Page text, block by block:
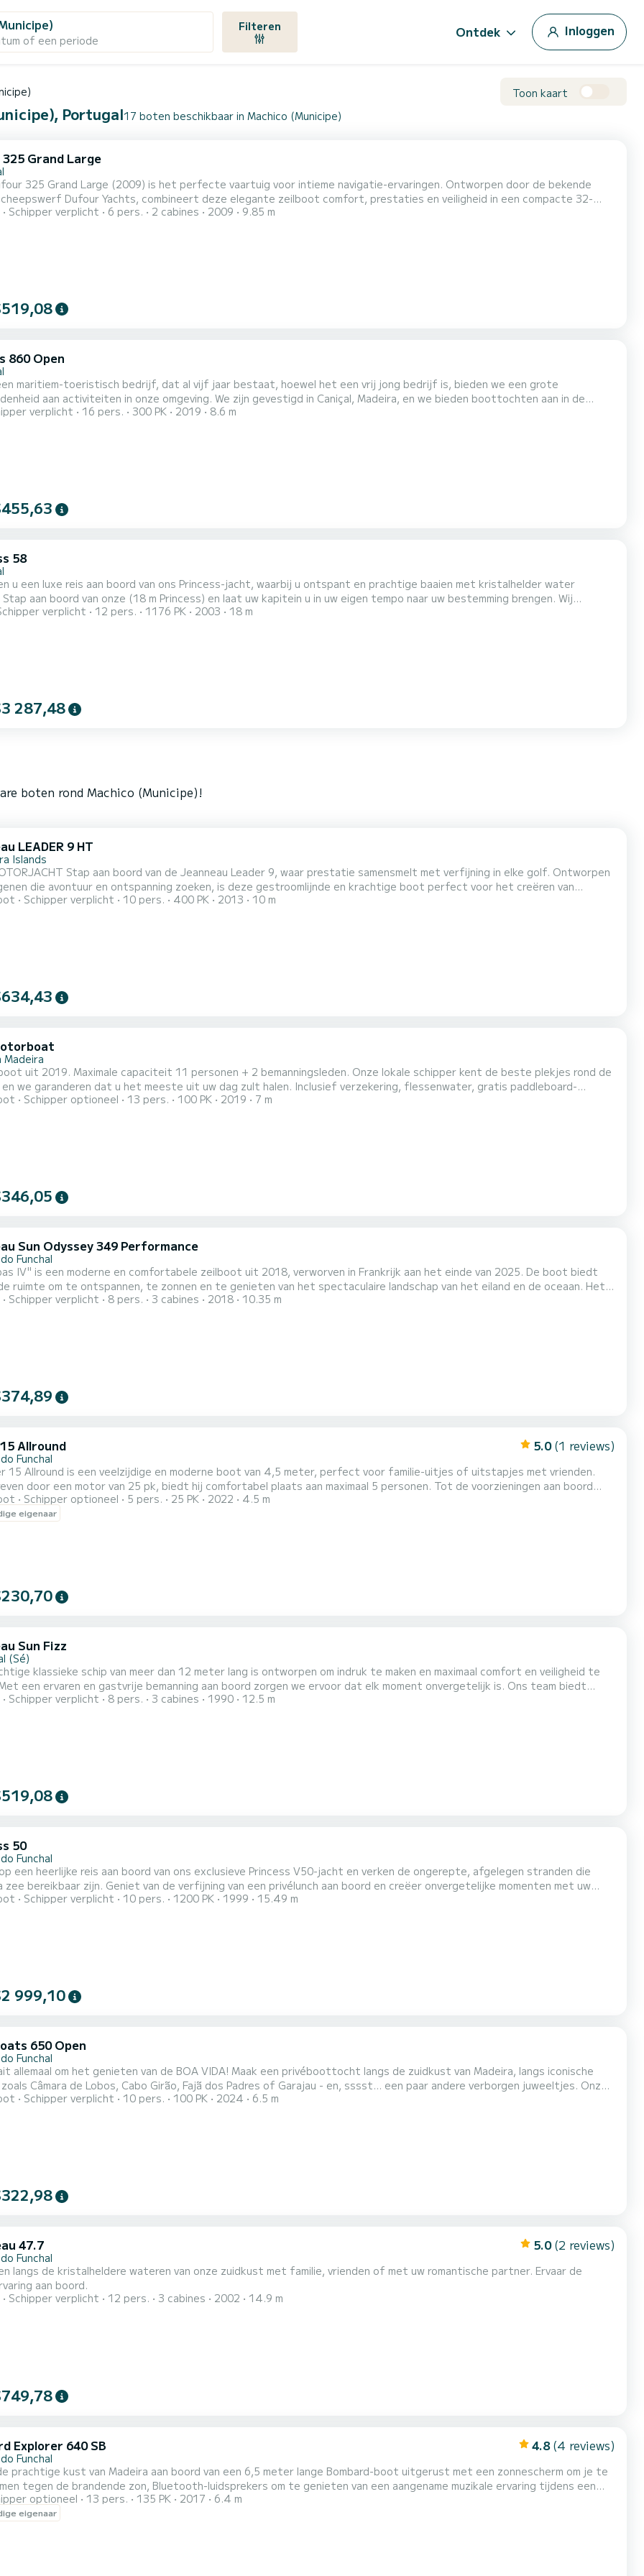
of een periode
Filteren Ontdek Inloggen
Toon kaart
Portugal17 boten beschikbaar in Machico (Municipe)
Grand Large
325 Grand Large (2009) is het perfecte vaartuig voor intieme navigatie-ervaringen. Ontworpen door de bekende
Dufour Yachts, combineert deze elegante zeilboot comfort, prestaties en veiligheid in een compacte 32-
biedt de Dufour 325 een soepele
Schipper verplicht 6 pers. 2 cabines 2009 9.85 m
860 Open
maritiem-toeristisch bedrijf, dat al vijf jaar bestaat, hoewel het een vrij jong bedrijf is, bieden we een grote
aan activiteiten in onze omgeving. We zijn gevestigd in Caniçal, Madeira, en we bieden boottochten aan in de
Ponta de São Lourenço (het meest oostelijke deel van het eiland Madeira). U kunt kiezen uit twee soorten tours, de
verplicht 16 pers. 300 PK 2019 8.6 m
58
u een luxe reis aan boord van ons Princess-jacht, waarbij u ontspant en prachtige baaien met kristalhelder water
en snacks om het meeste uit uw reis te halen. Wij hebben handdoeken, maskers en snorkels. Tijdens de reis
verplicht 12 pers. 1176 PK 2003 18 m
287,48
boten rond Machico (Municipe)!
LEADER 9 HT
Islands
Leader 9, waar prestatie samensmelt met verfijning in elke golf. Ontworpen
die avontuur en ontspanning zoeken, is deze gestroomlijnde en krachtige boot perfect voor het creëren van
het water. Met een opvallend modern ontwerp en een ongelooflijk soepele rit, beschikt de Jeanneau
Schipper verplicht 10 pers. 400 PK 2013 10 m
Madeira
uit 2019. Maximale capaciteit 11 personen + 2 bemanningsleden. Onze lokale schipper kent de beste plekjes rond de
en we garanderen dat u het meeste uit uw dag zult halen. Inclusief verzekering, flessenwater, gratis paddleboard-
snorkeluitrusting. Breng uw familie, vrienden, uw geliefde of gewoon uzelf mee en geniet van een cruise langs de
Schipper optioneel 13 pers. 100 PK 2019 7 m
Sun Odyssey 349 Performance
Funchal
IV" is een moderne en comfortabele zeilboot uit 2018, verworven in Frankrijk aan het einde van 2025. De boot biedt
ruimte om te ontspannen, te zonnen en te genieten van het spectaculaire landschap van het eiland en de oceaan. Het
cockpit en een duikplatform met toegang tot de zee. Een zeiltocht langs de kust van Madeira is een
Schipper verplicht 8 pers. 3 cabines 2018 10.35 m
Allround 5.0 (1 reviews)
Funchal
15 Allround is een veelzijdige en moderne boot van 4,5 meter, perfect voor familie-uitjes of uitstapjes met vrienden.
door een motor van 25 pk, biedt hij comfortabel plaats aan maximaal 5 personen. Tot de voorzieningen aan boord
luidsprekers, een telefoonoplader, zachte kussens voor snorkeluitrusting en een goed gevulde koelbox met
water en een fles wijn. Visuitrusting, inclusief hengels, is ook te huur. Met de Pioner 15 Allround wordt elke rei...
Schipper optioneel 5 pers. 25 PK 2022 4.5 m
eigenaar
Sun Fizz
(Sé)
klassieke schip van meer dan 12 meter lang is ontworpen om indruk te maken en maximaal comfort en veiligheid te
een ervaren en gastvrije bemanning aan boord zorgen we ervoor dat elk moment onvergetelijk is. Ons team biedt
ervaringen, de All-Inclusive, die eten, drinken, handdoeken en duikuitrusting gedurende de hele reis omvat, en we
Schipper verplicht 8 pers. 3 cabines 1990 12.5 m
50
Funchal
een heerlijke reis aan boord van ons exclusieve Princess V50-jacht en verken de ongerepte, afgelegen stranden die
zee bereikbaar zijn. Geniet van de verfijning van een privélunch aan boord en creëer onvergetelijke momenten met uw
op Madeira biedt een unieke kans om de beste aanbiedingen van het
Schipper verplicht 10 pers. 1200 PK 1999 15.49 m
999,10
650 Open
Funchal
het genieten van de BOA VIDA! Maak een privéboottocht langs de zuidkust van Madeira, langs iconische
Câmara de Lobos, Cabo Girão, Fajã dos Padres of Garajau - en, sssst... een paar andere verborgen juweeltjes. Onze
past de tour aan op jou en brengt je naar de beste afgelegen plekjes om van de zee te genieten - met
Schipper verplicht 10 pers. 100 PK 2024 6.5 m
47.7 5.0 (2 reviews)
Funchal
langs de kristalheldere wateren van onze zuidkust met familie, vrienden of met uw romantische partner. Ervaar de
aan boord.
Schipper verplicht 12 pers. 3 cabines 2002 14.9 m
Explorer 640 SB 4.8 (4 reviews)
Funchal
prachtige kust van Madeira aan boord van een 6,5 meter lange Bombard-boot uitgerust met een zonnescherm om je te
tegen de brandende zon, Bluetooth-luidsprekers om te genieten van een aangename muzikale ervaring tijdens een
om te ontspannen op het terras aan de voorkant van de boot. Je kunt ook plezier hebben met wakeboarden of
de sleeppaal. Dit is de ideale keuze voor een dag op zee met familie of vrienden. Met zijn moderne en comfortabele
optioneel 13 pers. 135 PK 2017 6.4 m
eigenaar